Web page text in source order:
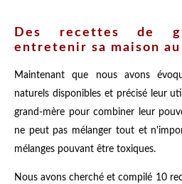
Des recettes de
entretenir sa maison au
Maintenant que nous avons
naturels disponibles et précisé leur
grand-mère pour combiner leur
ne peut pas mélanger tout et
mélanges pouvant être toxiques.
Nous avons cherché et compilé 10